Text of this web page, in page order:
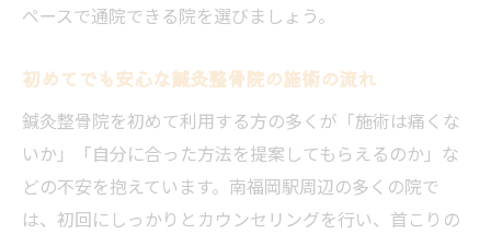
ペースで通院できる院を選びましょう。
初めてでも安心な鍼灸整骨院の施術の流れ
鍼灸整骨院を初めて利用する方の多くが「施術は痛くな
いか」「自分に合った方法を提案してもらえるのか」な
どの不安を抱えています。南福岡駅周辺の多くの院で
は、初回にしっかりとカウンセリングを行い、首こりの